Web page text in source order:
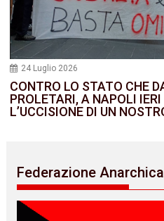
24 Luglio 2026
CONTRO LO STATO CHE
PROLETARI, A NAPOLI
L’UCCISIONE DI UN
Federazione